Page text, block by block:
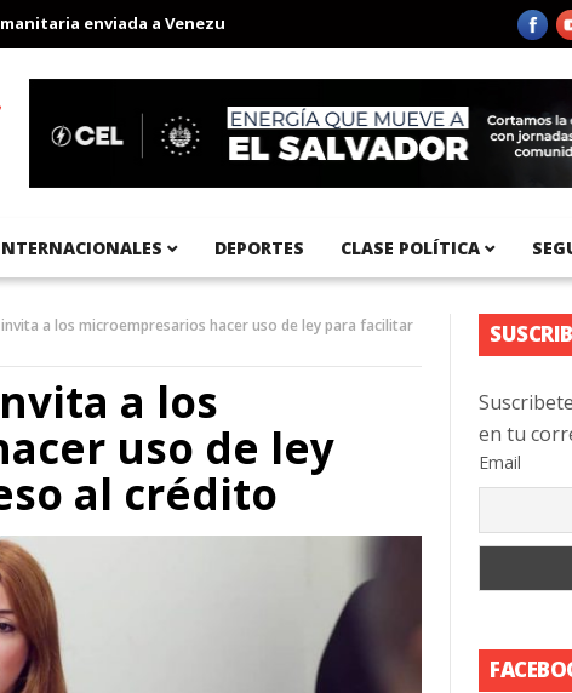
enviada a Venezuela Aeropuerto Internacional del Pacífico
DEPORTES CLASE POLÍTICA
a los microempresarios hacer uso de ley para facilitar
a los
uso de ley
al crédito
en tu
Email